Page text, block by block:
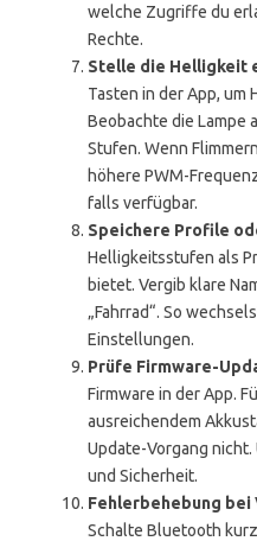
welche Zugriffe du
Rechte.
Stelle die Helligkeit
Tasten in der App,
Beobachte die Lampe
Stufen. Wenn
höhere PWM-
falls verfügbar.
Speichere Profile
Helligkeitsstufen als
bietet. Vergib klare
„Fahrrad“. So
Einstellungen.
Prüfe Firmware-
Firmware in der App.
ausreichendem
Update-Vorgang
und Sicherheit.
Fehlerbehebung
Schalte Bluetooth